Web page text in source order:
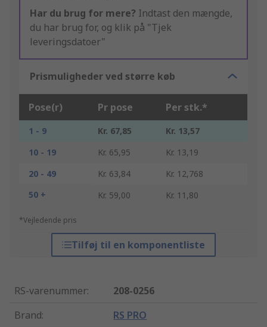
Har du brug for mere? Indtast den mængde,
du har brug for, og klik på "Tjek
leveringsdatoer"
Prismuligheder ved større køb
Pose(r) Pr pose Per stk.*
1 - 9 Kr. 67,85
Kr. 13,57
10 - 19
Kr. 65,95
Kr. 13,19
20 - 49
Kr. 63,84
Kr. 12,768
50 +
Kr. 59,00 Kr. 11,80
*Vejledende pris
Tilføj til en komponentliste
RS-varenummer:
208-0256
Brand: RS PRO